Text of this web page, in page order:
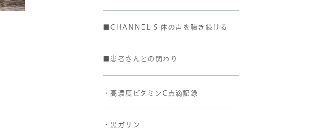
■CHANNEL S 体の声を聴き続ける
■患者さんとの関わり
・高濃度ビタミンC点滴記録
・黒ガリン